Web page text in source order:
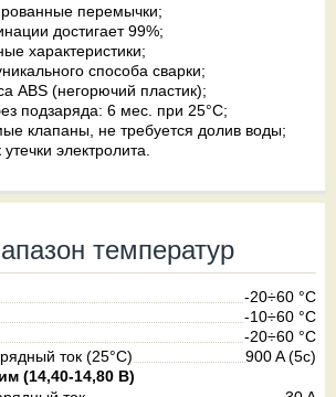
перемычки;
достигает 99%;
характеристики;
способа сварки;
ABS (негорючий пластик);
подзаряда: 6 мес. при 25°C;
клапаны, не требуется долив воды;
электролита.
температур
-20÷60 °С
-10÷60 °С
-20÷60 °С
ток (25°С)
900 A (5c)
(14,40-14,80 В)